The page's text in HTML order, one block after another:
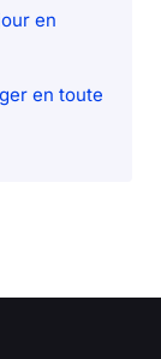
en
en toute